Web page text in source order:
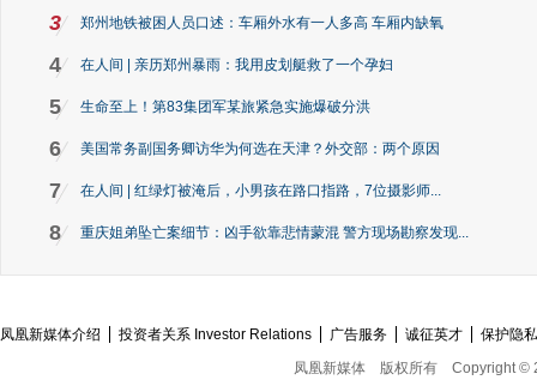
3 郑州地铁被困人员口述：车厢外水有一人多高 车厢内缺氧
4 在人间 | 亲历郑州暴雨：我用皮划艇救了一个孕妇
5 生命至上！第83集团军某旅紧急实施爆破分洪
6 美国常务副国务卿访华为何选在天津？外交部：两个原因
7 在人间 | 红绿灯被淹后，小男孩在路口指路，7位摄影师...
8 重庆姐弟坠亡案细节：凶手欲靠悲情蒙混 警方现场勘察发现...
凤凰新媒体介绍 投资者关系 Investor Relations 广告服务 诚征英才
保护隐
凤凰新媒体
版权所有 Copyright ©